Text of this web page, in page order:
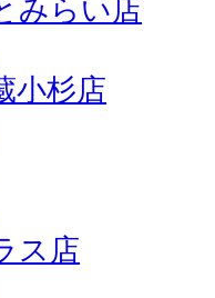
みらい店
小杉店
ス店